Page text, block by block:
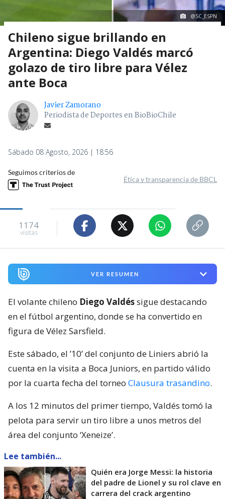
@SC_ESPN
Chileno sigue brillando en
Argentina: Diego Valdés marcó
golazo de tiro libre para Vélez
ante Boca
Javier Zamorano
Periodista de Deportes en BioBioChile
Sábado 08 Agosto, 2026 | 18:56
Seguimos criterios de
Ética y transparencia de BBCL
1174
visitas
VER RESUMEN
El volante chileno Diego Valdéssigue destacando
en el fútbol argentino, donde se ha convertido en
figura de Vélez Sarsfield.
Este sábado, el ’10’ del conjunto de Liniers abrió la
cuenta en la visita a Boca Juniors, en partido válido
por la cuarta fecha del torneo Clausura trasandino.
A los 12 minutos del primer tiempo, Valdés tomó la
pelota para servir un tiro libre a unos metros del
área del conjunto ‘Xeneize’.
Lee también...
Quién era Jorge Messi: la historia
del padre de Lionel y su rol clave en
carrera del crack argentino